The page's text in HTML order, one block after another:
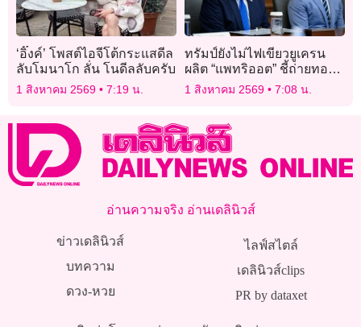
‘อิ๊งค์’ โพสต์ไอจีโต้กระแสดีล
ลับโมนาโก ลั่น โนดีลลับครับ
1 สิงหาคม 2569 7:19 น.
ทรัมป์ยังไม่ไฟเขียวยูเครน
ผลิต “แพทริออต” ชี้ถ่ายทอด
เทคโนโลยีอาวุธต้อง
1 สิงหาคม 2569 7:08 น.
อ่านความจริง อ่านเดลินิวส์
ข่าวเดลินิวส์
บทความ
ดวง-หวย
ไลฟ์สไตล์
เดลินิวส์clips
PR by dataxet